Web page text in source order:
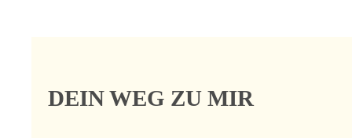
DEIN WEG ZU MIR